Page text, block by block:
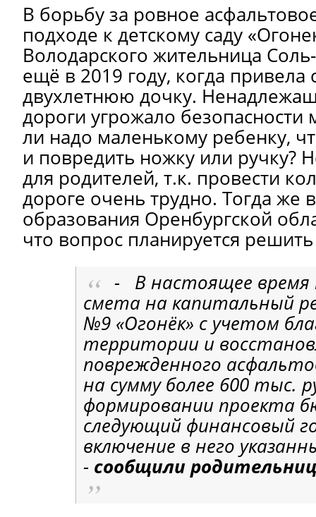
В борьбу за ровное
подходе к детскому саду
Володарского жительница
ещё в 2019 году, когда
двухлетнюю дочку.
дороги угрожало
ли надо маленькому ребенку,
и повредить ножку или ручку?
для родителей, т.к. провести
дороге очень трудно. Тогда же
образования Оренбургской
что вопрос планируется
- В настоящее время
смета на капитальный
№9 «Огонёк» с учетом
территории и
поврежденного
на сумму более 600 тыс.
формировании проекта
следующий финансовый
включение в него
- сообщили